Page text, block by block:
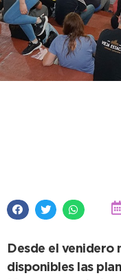
Desde el venidero
disponibles las